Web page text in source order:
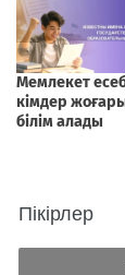
Пікірлер